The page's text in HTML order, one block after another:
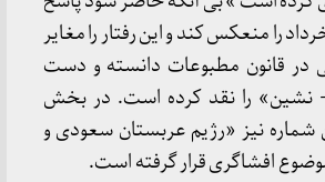
را منعکس کند و این رفتار را مغایر
در قانون مطبوعات دانسته و دست
نشین» را نقد کرده است. در بخش
شماره نیز «رژیم عربستان سعودی و
افشاگری قرار گرفته است.